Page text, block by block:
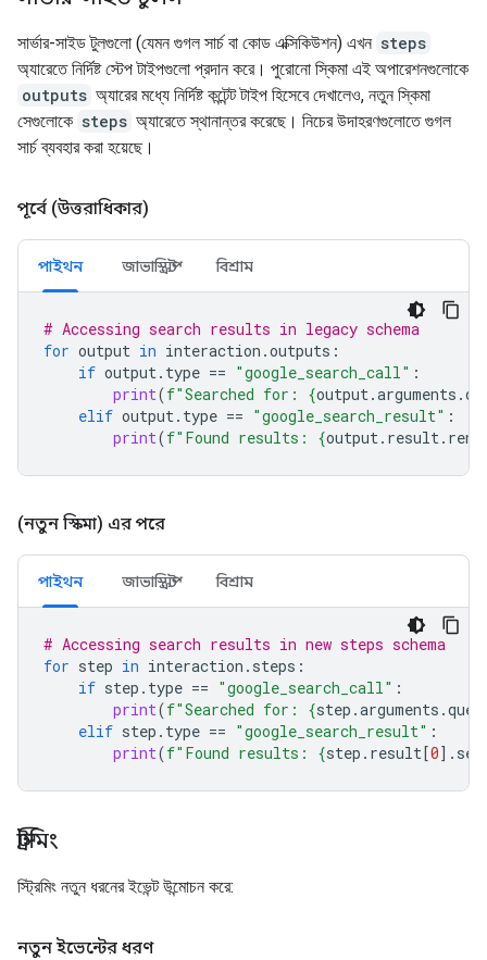
সার্ভার-সাইড টুলগুলো (যেমন গুগল সার্চ বা কোড এক্সিকিউশন) এখন steps
অ্যারেতে নির্দিষ্ট স্টেপ টাইপগুলো প্রদান করে। পুরোনো স্কিমা এই অপারেশনগুলোকে
outputs অ্যারের মধ্যে নির্দিষ্ট কন্টেন্ট টাইপ হিসেবে দেখালেও, নতুন স্কিমা
সেগুলোকে steps অ্যারেতে স্থানান্তর করেছে। নিচের উদাহরণগুলোতে গুগল
সার্চ ব্যবহার করা হয়েছে।
পূর্বে (উত্তরাধিকার)
পাইথন জাভাস্ক্রিপ্ট বিশ্রাম
# Accessing search results in legacy schema
for output in interaction .outputs :
if output. type == "google_search_call" :
print(f"Searched for: {output.arguments .
elif output. type == "google_search_result" :
print(f"Found results: {output. result.
(নতুন স্কিমা) এর পরে
পাইথন জাভাস্ক্রিপ্ট বিশ্রাম
# Accessing search results in new steps schema
for step in interaction . steps :
if step . type == "google_search_call" :
print(f"Searched for: {step .arguments .
elif step . type == "google_search_result" :
print(f"Found results: {step . result[0] .
স্ট্রিমিং
স্ট্রিমিং নতুন ধরনের ইভেন্ট উন্মোচন করে:
নতুন ইভেন্টের ধরণ